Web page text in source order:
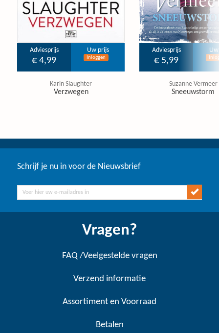
Adviesprijs
€ 4,99
Uw prijs
Inloggen
Karin Slaughter
Verzwegen
Adviesprijs
€ 5,99
Suzanne Vermeer
Sneeuwstorm
Schrijf je nu in voor de Nieuwsbrief
Vragen?
FAQ /Veelgestelde vragen
Verzend informatie
Assortiment en Voorraad
Betalen